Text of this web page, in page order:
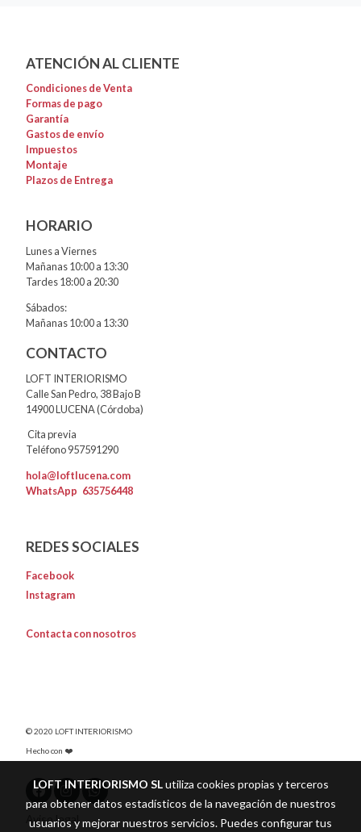
ATENCIÓN AL CLIENTE
Condiciones de Venta
Formas de pago
Garantía
Gastos de envío
Impuestos
Montaje
Plazos de Entrega
HORARIO
Lunes a Viernes
Mañanas 10:00 a 13:30
Tardes 18:00 a 20:30
Sábados:
Mañanas 10:00 a 13:30
CONTACTO
LOFT INTERIORISMO
Calle San Pedro, 38 Bajo B
14900 LUCENA (Córdoba)
Cita previa
Teléfono 957591290
hola@loftlucena.com
WhatsApp 635756448
REDES SOCIALES
Facebook
Instagram
Contacta con nosotros
© 2020 LOFT INTERIORISMO
Hecho con ❤️
Aviso legal
LOFT INTERIORISMO SLutiliza cookies propias y terceros
para obtener datos estadísticos de la navegación de nuestros
usuarios y mejorar nuestros servicios. Puedes configurar tus